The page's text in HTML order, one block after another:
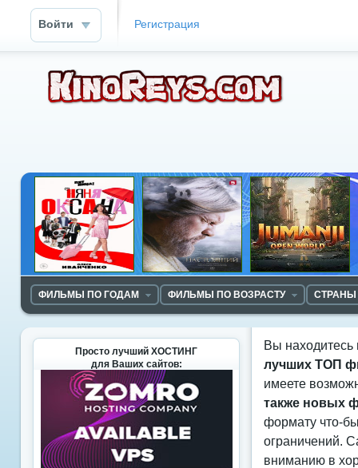
Войти Регистрация
ФИЛЬМЫ ПО ГОДАМ ФИЛЬМЫ ПО ВОЗРАСТУ
Вы находитесь
лучших ТОП
имеете
также новых
формату что-
ограничений.
вниманию в
Просто лучший ХОСТИНГ
для Ваших сайтов: